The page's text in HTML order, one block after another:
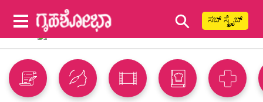
⚲ ಸಬ್ ಸ್ಕ್ರೈಬ್